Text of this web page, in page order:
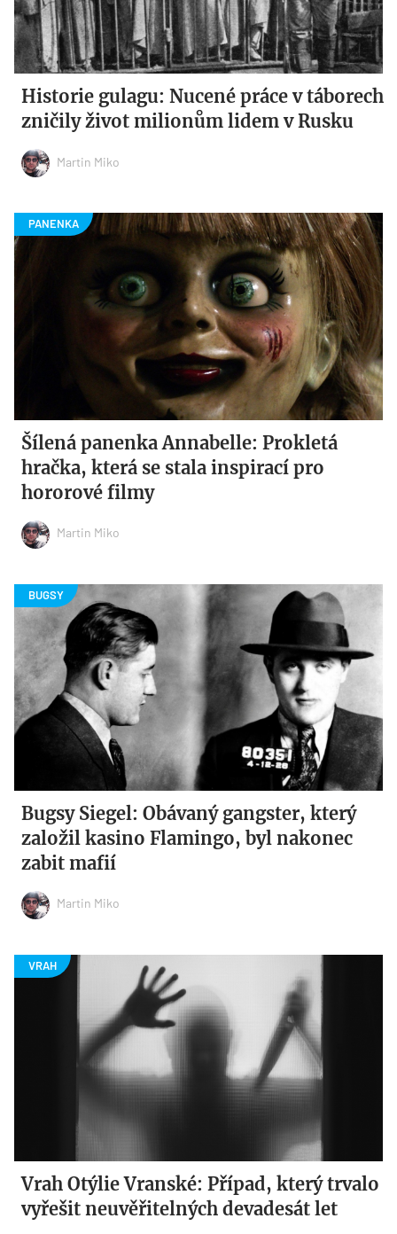
Historie gulagu: Nucené práce v táborech
zničily život milionům lidem v Rusku
Martin Miko
Šílená panenka Annabelle: Prokletá
hračka, která se stala inspirací pro
hororové filmy
Martin Miko
Bugsy Siegel: Obávaný gangster, který
založil kasino Flamingo, byl nakonec
zabit mafií
Martin Miko
Vrah Otýlie Vranské: Případ, který trvalo
vyřešit neuvěřitelných devadesát let